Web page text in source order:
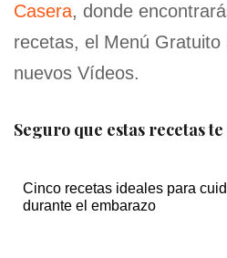
Casera, donde
recetas, el Menú Gratuito
nuevos Vídeos.
Seguro que estas recetas
Cinco recetas ideales para
durante el embarazo